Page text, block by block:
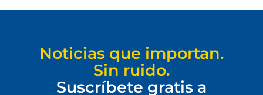
Noticias que importan.
Sin ruido.
Suscríbete gratis a